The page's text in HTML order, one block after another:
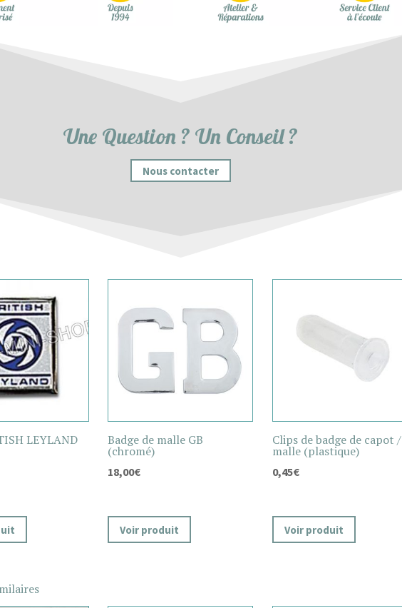
Une Question ? Un Conseil ?
Nous contacter
LEYLAND Badge de malle GB
(chromé)
18,00€
Voir produit
Clips de badge de capot /
malle (plastique)
0,45€
Voir produit